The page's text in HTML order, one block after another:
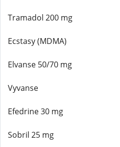
Tramadol 200 mg
Ecstasy (MDMA)
Elvanse 50/70 mg
Vyvanse
Efedrine 30 mg
Sobril 25 mg